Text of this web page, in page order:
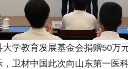
学教育发展基金会捐赠50万
，卫材中国此次向山东第一医